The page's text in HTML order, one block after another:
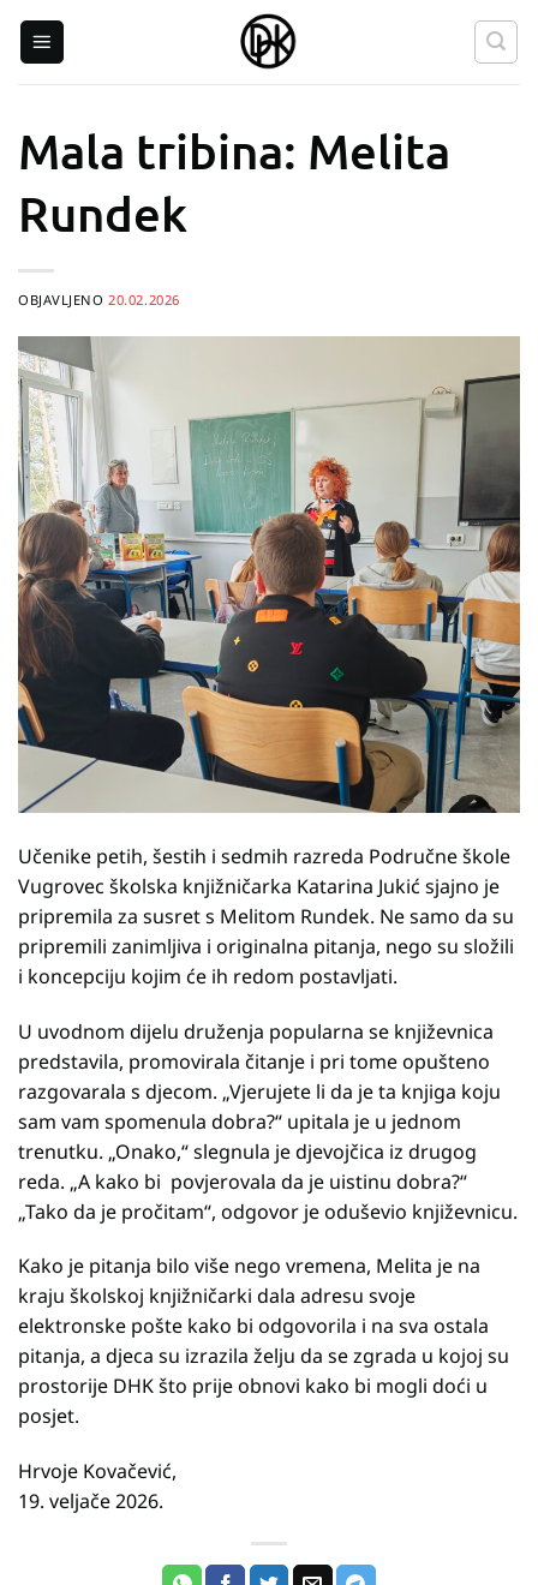
Mala tribina: Melita
Rundek
OBJAVLJENO20.02.2026
Učenike petih, šestih i sedmih razreda Područne škole
Vugrovec školska knjižničarka Katarina Jukić sjajno je
pripremila za susret s Melitom Rundek. Ne samo da su
pripremili zanimljiva i originalna pitanja, nego su složili
i koncepciju kojim će ih redom postavljati.
U uvodnom dijelu druženja popularna se književnica
predstavila, promovirala čitanje i pri tome opušteno
razgovarala s djecom. „Vjerujete li da je ta knjiga koju
sam vam spomenula dobra?“ upitala je u jednom
trenutku. „Onako,“ slegnula je djevojčica iz drugog
reda. „A kako bi povjerovala da je uistinu dobra?“
„Tako da je pročitam“, odgovor je oduševio književnicu.
Kako je pitanja bilo više nego vremena, Melita je na
kraju školskoj knjižničarki dala adresu svoje
elektronske pošte kako bi odgovorila i na sva ostala
pitanja, a djeca su izrazila želju da se zgrada u kojoj su
prostorije DHK što prije obnovi kako bi mogli doći u
posjet.
Hrvoje Kovačević,
19. veljače 2026.